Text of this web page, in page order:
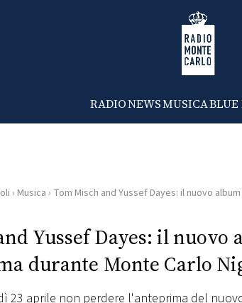
Radio
RADIONEWSMUSICABLUE
› Musica › Tom Misch and Yussef Dayes: il nuovo
Yussef Dayes: il nuovo
durante Monte Carlo
23 aprile non perdere l'anteprima del